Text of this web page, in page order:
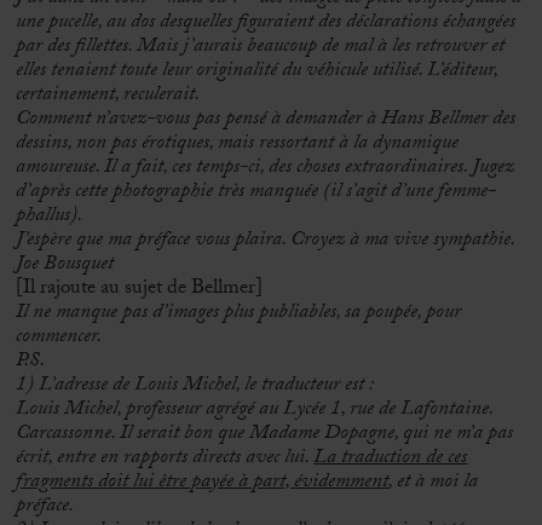
une pucelle, au dos desquelles figuraient des déclarations échangées
par des fillettes. Mais j’aurais beaucoup de mal à les retrouver et
elles tenaient toute leur originalité du véhicule utilisé. L’éditeur,
certainement, reculerait.
Comment n’avez-vous pas pensé à demander à Hans Bellmer des
dessins, non pas érotiques, mais ressortant à la dynamique
amoureuse. Il a fait, ces temps-ci, des choses extraordinaires. Jugez
d’après cette photographie très manquée (il s’agit d’une femme-
phallus).
J’espère que ma préface vous plaira. Croyez à ma vive sympathie.
Joe Bousquet
[Il rajoute au sujet de Bellmer]
Il ne manque pas d’images plus publiables, sa poupée, pour
commencer.
P.S.
1) L’adresse de Louis Michel, le traducteur est :
Louis Michel, professeur agrégé au Lycée 1, rue de Lafontaine.
Carcassonne. Il serait bon que Madame Dopagne, qui ne m’a pas
écrit, entre en rapports directs avec lui.La traduction de ces
fragments doit lui être payée à part, évidemment, et à moi la
préface.